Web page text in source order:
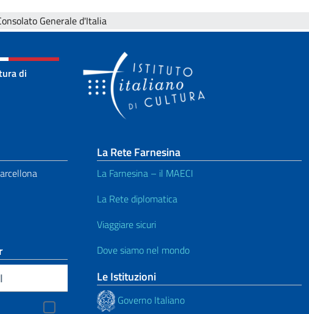
Generale d'Italia
di
La Rete Farnesina
La Farnesina – il MAECI
La Rete diplomatica
Viaggiare sicuri
Dove siamo nel mondo
Le Istituzioni
Governo Italiano